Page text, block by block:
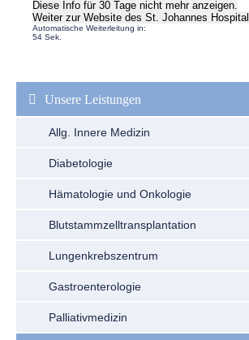
Diese Info für 30 Tage nicht mehr anzeigen.
Weiter zur Website des St. Johannes Hospital
Automatische Weiterleitung in:
54 Sek.
überspringenUnsere Leistungen
Allg. Innere Medizin
Diabetologie
Hämatologie und Onkologie
Blutstammzelltransplantation
Lungenkrebszentrum
Gastroenterologie
Palliativmedizin